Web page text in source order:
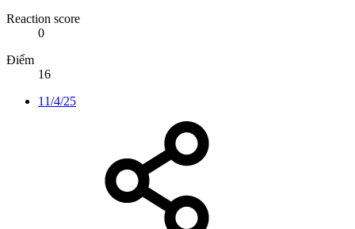
Reaction score
0
Điểm
16
11/4/25